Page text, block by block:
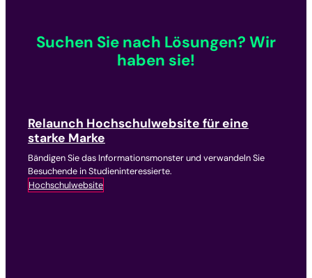
Suchen Sie nach Lösungen? Wir
haben sie!
Relaunch Hochschulwebsite für eine
starke Marke
Bändigen Sie das Informationsmonster und verwandeln Sie
Besuchende in Studieninteressierte.
Hochschulwebsite